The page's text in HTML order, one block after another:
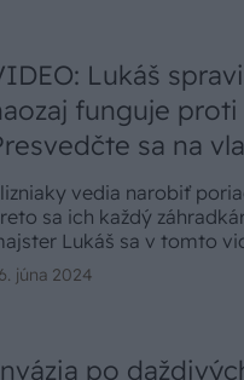
Lukáš
funguje
sa na
vedia narobiť
sa ich každý
Lukáš sa v tomto
boja proti
júna 2024
po